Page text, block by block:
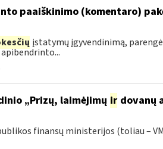
paaiškinimo (komentaro)
įstatymų įgyvendinimą,
„Prizų, laimėjimų irdovanų
finansų ministerijos (toliau –